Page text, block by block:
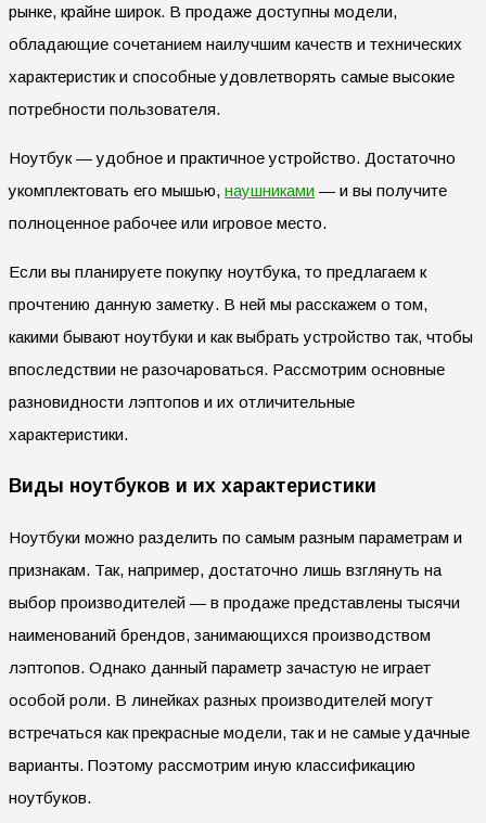
рынке, крайне широк. В продаже доступны модели,
обладающие сочетанием наилучшим качеств и технических
характеристик и способные удовлетворять самые высокие
потребности пользователя.
Ноутбук — удобное и практичное устройство. Достаточно
укомплектовать его мышью, наушниками — и вы получите
полноценное рабочее или игровое место.
Если вы планируете покупку ноутбука, то предлагаем к
прочтению данную заметку. В ней мы расскажем о том,
какими бывают ноутбуки и как выбрать устройство так, чтобы
впоследствии не разочароваться. Рассмотрим основные
разновидности лэптопов и их отличительные
характеристики.
Виды ноутбуков и их характеристики
Ноутбуки можно разделить по самым разным параметрам и
признакам. Так, например, достаточно лишь взглянуть на
выбор производителей — в продаже представлены тысячи
наименований брендов, занимающихся производством
лэптопов. Однако данный параметр зачастую не играет
особой роли. В линейках разных производителей могут
встречаться как прекрасные модели, так и не самые удачные
варианты. Поэтому рассмотрим иную классификацию
ноутбуков.